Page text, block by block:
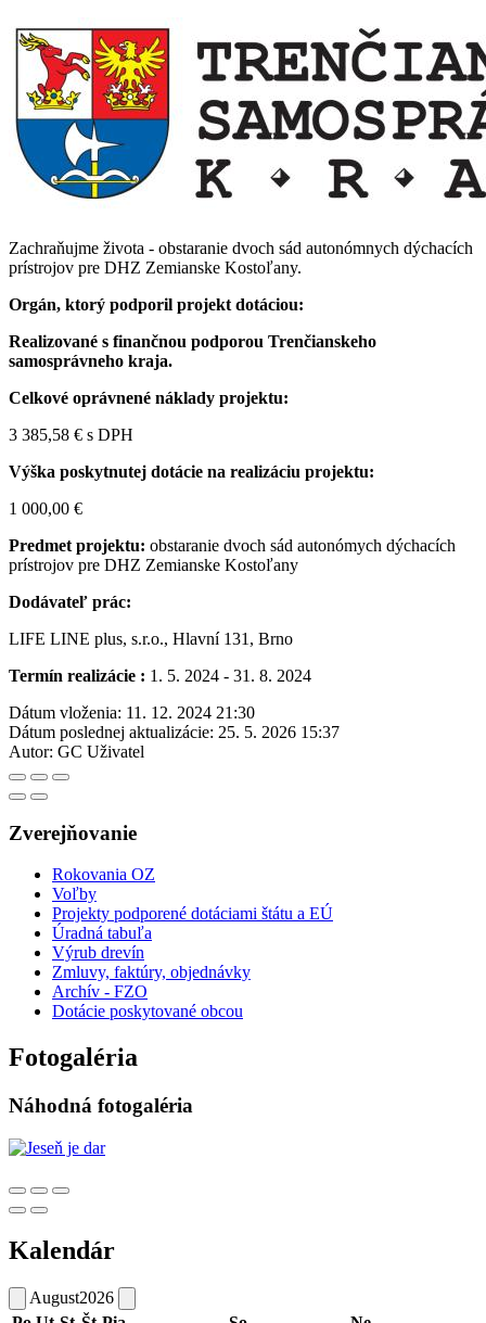
Zachraňujme života - obstaranie dvoch sád autonómnych dýchacích
prístrojov pre DHZ Zemianske Kostoľany.
Orgán, ktorý podporil projekt dotáciou:
Realizované s finančnou podporou Trenčianskeho
samosprávneho kraja.
Celkové oprávnené náklady projektu:
3 385,58 € s DPH
Výška poskytnutej dotácie na realizáciu projektu:
1 000,00 €
Predmet projektu: obstaranie dvoch sád autonómych dýchacích
prístrojov pre DHZ Zemianske Kostoľany
Dodávateľ prác:
LIFE LINE plus, s.r.o., Hlavní 131, Brno
Termín realizácie : 1. 5. 2024 - 31. 8. 2024
Dátum vloženia: 11. 12. 2024 21:30
Dátum poslednej aktualizácie: 25. 5. 2026 15:37
Autor: GC Uživatel
Zverejňovanie
Rokovania OZ
Voľby
Projekty podporené dotáciami štátu a EÚ
Úradná tabuľa
Výrub drevín
Zmluvy, faktúry, objednávky
Archív - FZO
Dotácie poskytované obcou
Fotogaléria
Náhodná fotogaléria
Kalendár
August2026